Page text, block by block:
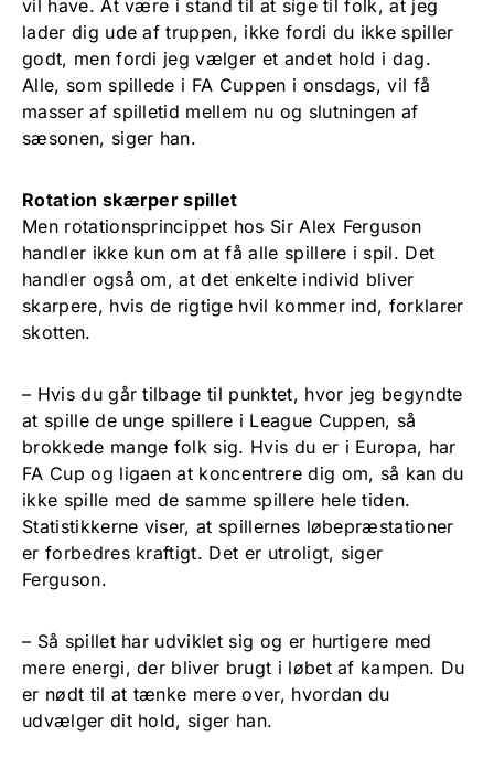
vil have. At være i stand til at sige til folk, at jeg
lader dig ude af truppen, ikke fordi du ikke spiller
godt, men fordi jeg vælger et andet hold i dag.
Alle, som spillede i FA Cuppen i onsdags, vil få
masser af spilletid mellem nu og slutningen af
sæsonen, siger han.
Rotation skærper spillet
Men rotationsprincippet hos Sir Alex Ferguson
handler ikke kun om at få alle spillere i spil. Det
handler også om, at det enkelte individ bliver
skarpere, hvis de rigtige hvil kommer ind, forklarer
skotten.
– Hvis du går tilbage til punktet, hvor jeg begyndte
at spille de unge spillere i League Cuppen, så
brokkede mange folk sig. Hvis du er i Europa, har
FA Cup og ligaen at koncentrere dig om, så kan du
ikke spille med de samme spillere hele tiden.
Statistikkerne viser, at spillernes løbepræstationer
er forbedres kraftigt. Det er utroligt, siger
Ferguson.
– Så spillet har udviklet sig og er hurtigere med
mere energi, der bliver brugt i løbet af kampen. Du
er nødt til at tænke mere over, hvordan du
udvælger dit hold, siger han.